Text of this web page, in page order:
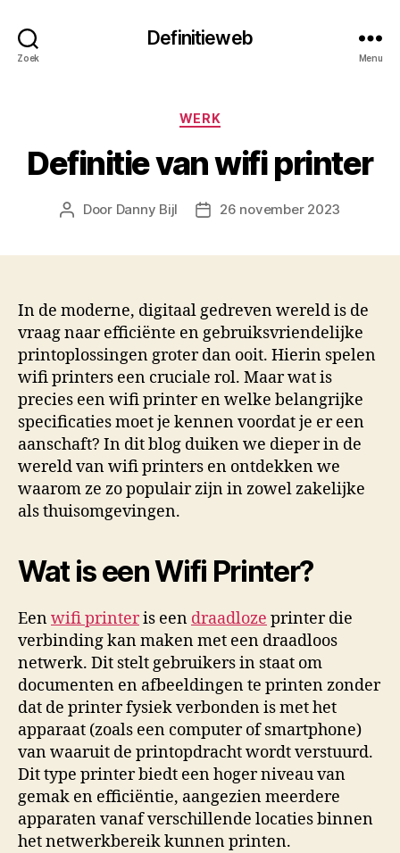
Zoek
Definitieweb
Menu
Categorieën
WERK
Definitie van wifi printer
Berichtauteur
Door Danny Bijl Berichtdatum
26 november 2023
In de moderne, digitaal gedreven wereld is de
vraag naar efficiënte en gebruiksvriendelijke
printoplossingen groter dan ooit. Hierin spelen
wifi printers een cruciale rol. Maar wat is
precies een wifi printer en welke belangrijke
specificaties moet je kennen voordat je er een
aanschaft? In dit blog duiken we dieper in de
wereld van wifi printers en ontdekken we
waarom ze zo populair zijn in zowel zakelijke
als thuisomgevingen.
Wat is een Wifi Printer?
Eenwifi printeris een draadloze printer die
verbinding kan maken met een draadloos
netwerk. Dit stelt gebruikers in staat om
documenten en afbeeldingen te printen zonder
dat de printer fysiek verbonden is met het
apparaat (zoals een computer of smartphone)
van waaruit de printopdracht wordt verstuurd.
Dit type printer biedt een hoger niveau van
gemak en efficiëntie, aangezien meerdere
apparaten vanaf verschillende locaties binnen
het netwerkbereik kunnen printen.